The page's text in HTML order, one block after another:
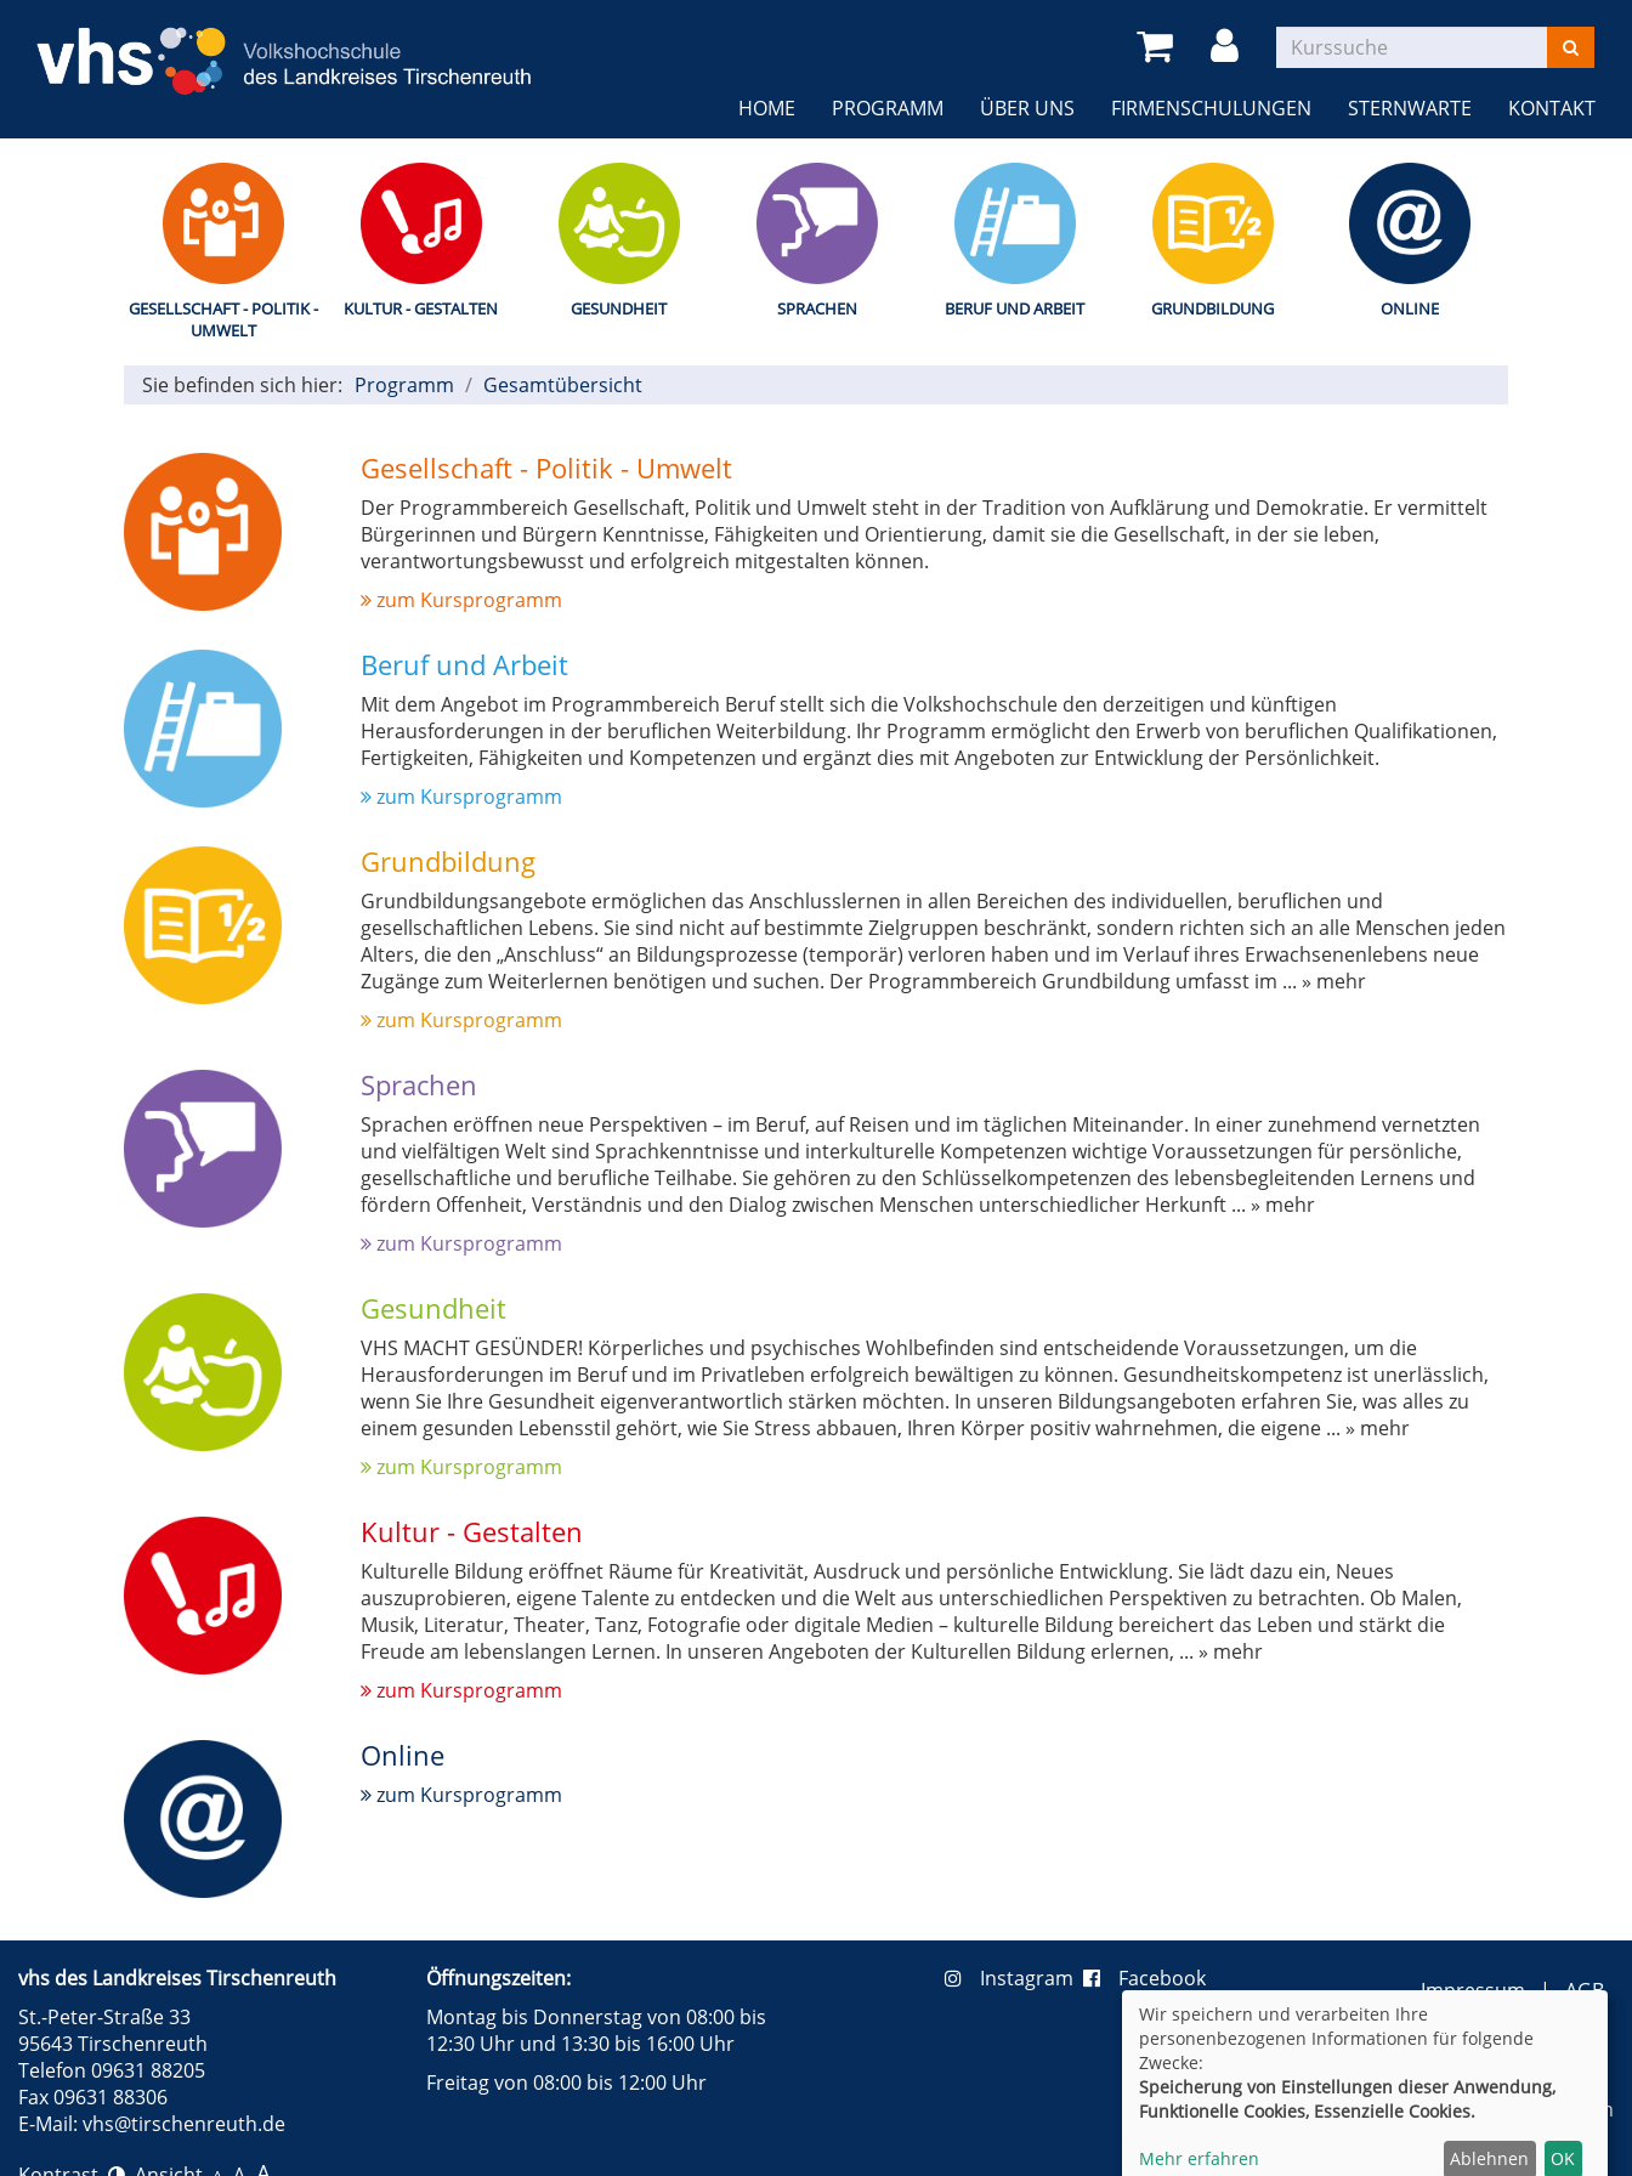
HOME PROGRAMM ÜBER UNS FIRMENSCHULUNGEN STERNWARTE KONTAKT
GESELLSCHAFT - POLITIK -
UMWELT
KULTUR - GESTALTEN GESUNDHEIT SPRACHEN BERUF UND ARBEIT GRUNDBILDUNG ONLINE
Sie befinden sich hier: Programm Gesamtübersicht
Gesellschaft - Politik - Umwelt
Der Programmbereich Gesellschaft, Politik und Umwelt steht in der Tradition von Aufklärung und Demokratie. Er vermittelt
Bürgerinnen und Bürgern Kenntnisse, Fähigkeiten und Orientierung, damit sie die Gesellschaft, in der sie leben,
verantwortungsbewusst und erfolgreich mitgestalten können.
zum Kursprogramm
Beruf und Arbeit
Mit dem Angebot im Programmbereich Beruf stellt sich die Volkshochschule den derzeitigen und künftigen
Herausforderungen in der beruflichen Weiterbildung. Ihr Programm ermöglicht den Erwerb von beruflichen Qualifikationen,
Fertigkeiten, Fähigkeiten und Kompetenzen und ergänzt dies mit Angeboten zur Entwicklung der Persönlichkeit.
zum Kursprogramm
Grundbildung
Grundbildungsangebote ermöglichen das Anschlusslernen in allen Bereichen des individuellen, beruflichen und
gesellschaftlichen Lebens. Sie sind nicht auf bestimmte Zielgruppen beschränkt, sondern richten sich an alle Menschen jeden
Alters, die den „Anschluss“ an Bildungsprozesse (temporär) verloren haben und im Verlauf ihres Erwachsenenlebens neue
Zugänge zum Weiterlernen benötigen und suchen. Der Programmbereich Grundbildung umfasst im ... » mehr
zum Kursprogramm
Sprachen
Sprachen eröffnen neue Perspektiven – im Beruf, auf Reisen und im täglichen Miteinander. In einer zunehmend vernetzten
und vielfältigen Welt sind Sprachkenntnisse und interkulturelle Kompetenzen wichtige Voraussetzungen für persönliche,
gesellschaftliche und berufliche Teilhabe. Sie gehören zu den Schlüsselkompetenzen des lebensbegleitenden Lernens und
fördern Offenheit, Verständnis und den Dialog zwischen Menschen unterschiedlicher Herkunft ... » mehr
zum Kursprogramm
Gesundheit
VHS MACHT GESÜNDER! Körperliches und psychisches Wohlbefinden sind entscheidende Voraussetzungen, um die
Herausforderungen im Beruf und im Privatleben erfolgreich bewältigen zu können. Gesundheitskompetenz ist unerlässlich,
wenn Sie Ihre Gesundheit eigenverantwortlich stärken möchten. In unseren Bildungsangeboten erfahren Sie, was alles zu
einem gesunden Lebensstil gehört, wie Sie Stress abbauen, Ihren Körper positiv wahrnehmen, die eigene ... » mehr
zum Kursprogramm
Kultur - Gestalten
Kulturelle Bildung eröffnet Räume für Kreativität, Ausdruck und persönliche Entwicklung. Sie lädt dazu ein, Neues
auszuprobieren, eigene Talente zu entdecken und die Welt aus unterschiedlichen Perspektiven zu betrachten. Ob Malen,
Musik, Literatur, Theater, Tanz, Fotografie oder digitale Medien – kulturelle Bildung bereichert das Leben und stärkt die
Freude am lebenslangen Lernen. In unseren Angeboten der Kulturellen Bildung erlernen, ... » mehr
zum Kursprogramm
Online
zum Kursprogramm
vhs des Landkreises Tirschenreuth
St.-Peter-Straße 33
95643 Tirschenreuth
Telefon 09631 88205
Fax 09631 88306
E-Mail: vhs@tirschenreuth.de
Öffnungszeiten:
Montag bis Donnerstag von 08:00 bis
12:30 Uhr und 13:30 bis 16:00 Uhr
Freitag von 08:00 bis 12:00 Uhr
Facebook
Instagram Impressum
AGB
Datenschutzerklärung
Widerrufsformular
Newsletter
Cookie Einstellungen
Wir speichern und verarbeiten Ihre
personenbezogenen Informationen für folgende
Zwecke:
Speicherung von Einstellungen dieser Anwendung,
Funktionelle Cookies, Essenzielle Cookies.
Mehr erfahren Ablehnen OK